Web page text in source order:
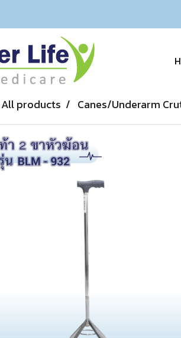
All products Canes/Underarm